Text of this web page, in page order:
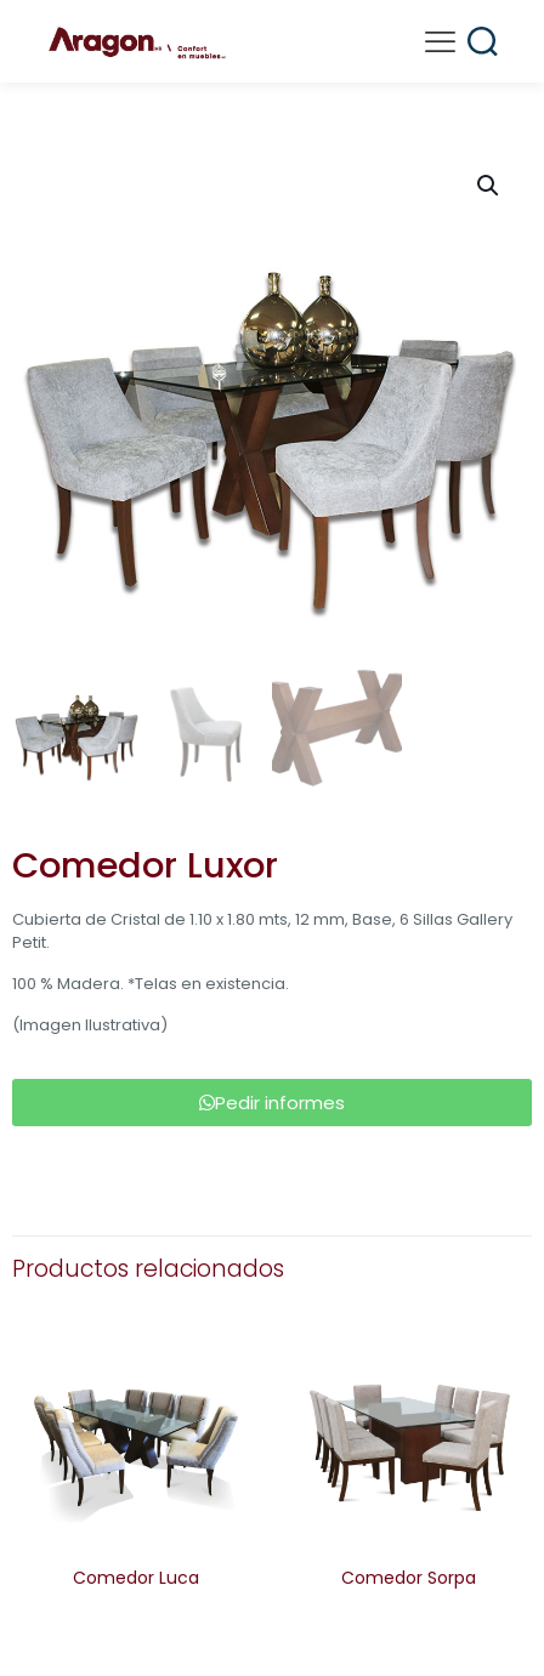
Comedor Luxor
Cubierta de Cristal de 1.10 x 1.80 mts, 12 mm, Base, 6 Sillas Gallery
Petit.
100 % Madera. *Telas en existencia.
(Imagen Ilustrativa)
Pedir informes
Productos relacionados
Comedor Luca Comedor Sorpa